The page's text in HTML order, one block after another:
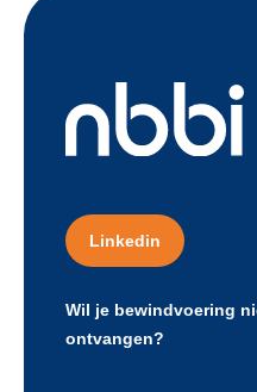
Linkedin
Wil je bewindvoering
ontvangen?